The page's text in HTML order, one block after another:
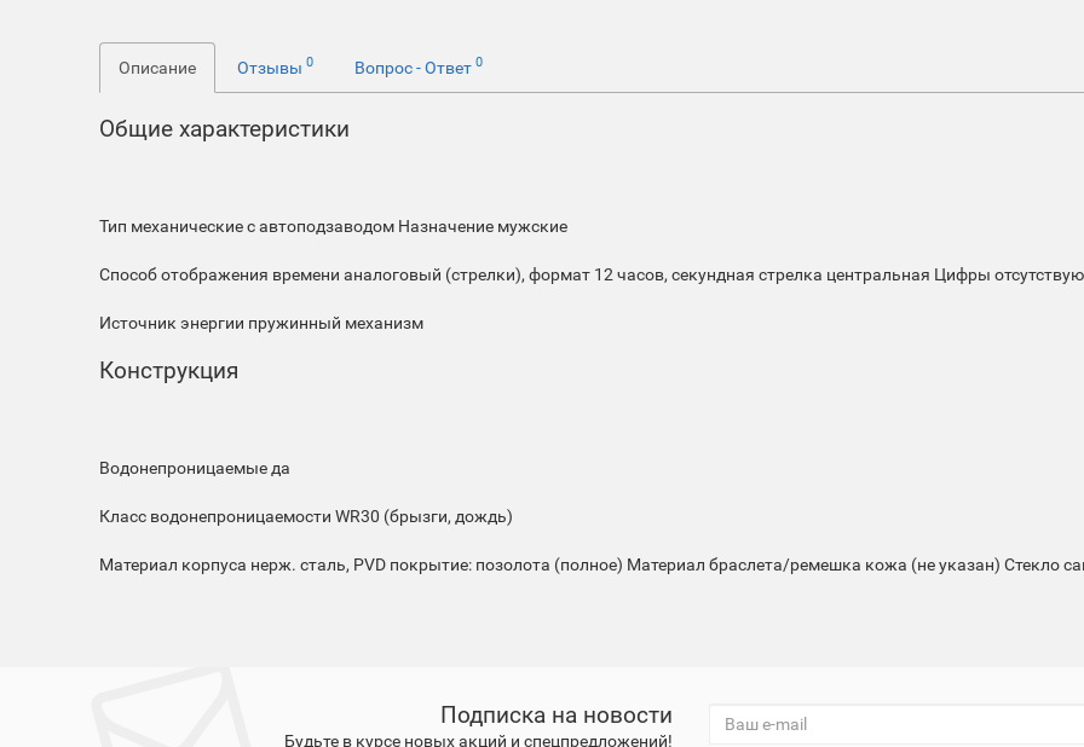
Описание Отзывы0 Вопрос - Ответ0
Общие характеристики
Тип механические с автоподзаводом Назначение мужские
Способ отображения времени аналоговый (стрелки), формат 12 часов, секундная стрелка центральная Цифры
Источник энергии пружинный механизм
Конструкция
Водонепроницаемые да
Класс водонепроницаемости WR30 (брызги, дождь)
Материал корпуса нерж. сталь, PVD покрытие: позолота (полное) Материал браслета/ремешка кожа (не указан) Стекло
Подписка на новости
Будьте в курсе новых акций и спецпредложений!